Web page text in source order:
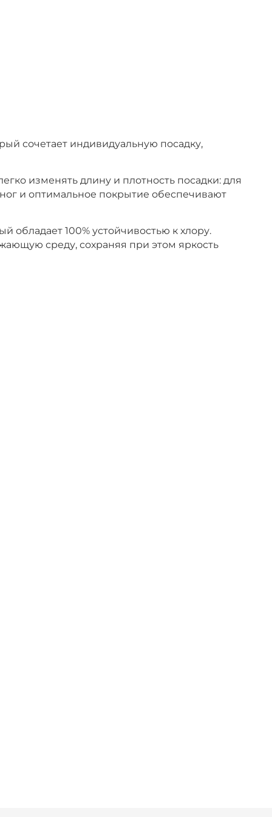
сочетает индивидуальную посадку,
изменять длину и плотность посадки: для
и оптимальное покрытие обеспечивают
обладает 100% устойчивостью к хлору.
среду, сохраняя при этом яркость